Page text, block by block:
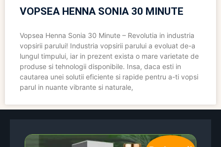
VOPSEA HENNA SONIA 30 MINUTE
Vopsea Henna Sonia 30 Minute – Revolutia in industria
vopsirii parului! Industria vopsirii parului a evoluat de-a
lungul timpului, iar in prezent exista o mare varietate de
produse si tehnologii disponibile. Insa, daca esti in
cautarea unei solutii eficiente si rapide pentru a-ti vopsi
parul in nuante vibrante si naturale,